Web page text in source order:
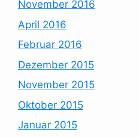
November 2016
April 2016
Februar 2016
Dezember 2015
November 2015
Oktober 2015
Januar 2015